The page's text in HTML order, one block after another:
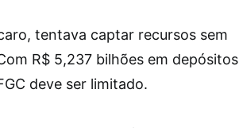
tentava captar recursos sem
R$ 5,237 bilhões em depósitos
deve ser limitado.